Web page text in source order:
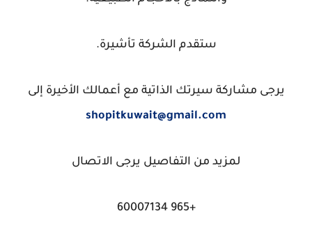
ستقدم الشركة تأشيرة.
يرجى مشاركة سيرتك الذاتية مع أعمالك الأخيرة إلى
shopitkuwait@gmail.com
لمزيد من التفاصيل يرجى الاتصال
+965 60007134